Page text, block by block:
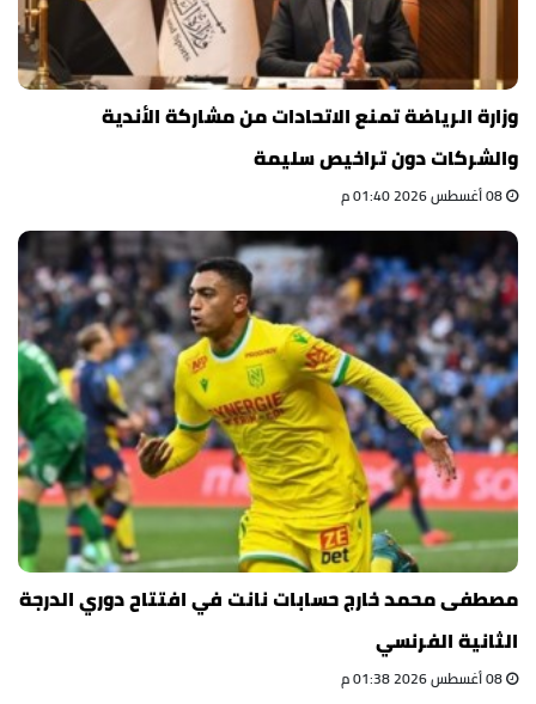
وزارة الرياضة تمنع الاتحادات من مشاركة الأندية
والشركات دون تراخيص سليمة
مصطفى محمد خارج حسابات نانت في افتتاح دوري الدرجة
الثانية الفرنسي